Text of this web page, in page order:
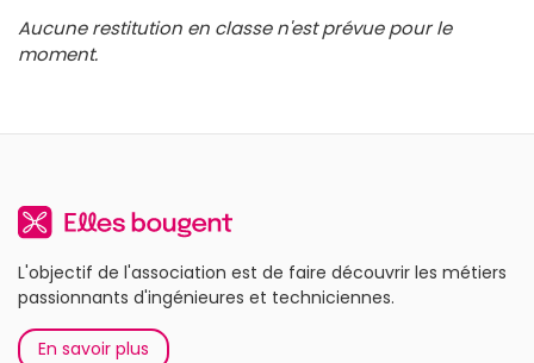
Aucune restitution en classe n'est prévue pour le
moment.
L'objectif de l'association est de faire découvrir les métiers
passionnants d'ingénieures et techniciennes.
En savoir plus